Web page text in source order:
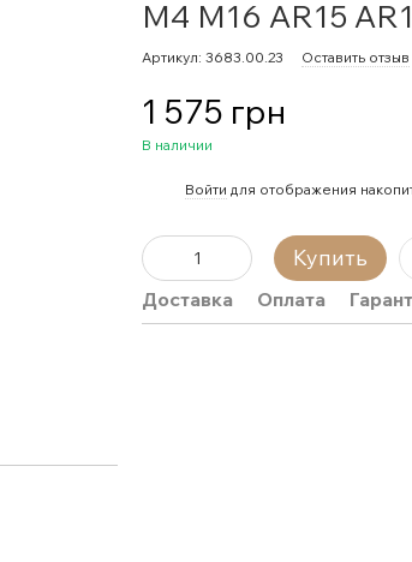
M4 M16 AR15
Артикул: 3683.00.23 Оставить отзыв
1 575 грн
В наличии
Войти для отображения
Купить
Доставка Оплата